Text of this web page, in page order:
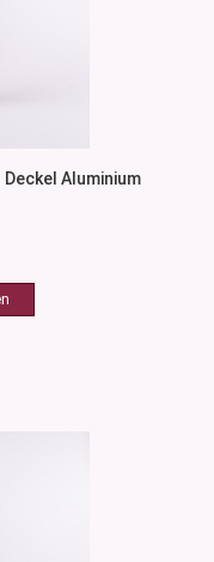
Aluminium